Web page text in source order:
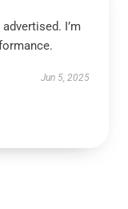
I’m
Jun 5, 2025